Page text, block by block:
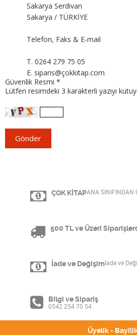
Sakarya Serdivan
Sakarya / TÜRKİYE
Telefon, Faks & E-mail
T. 0264 279 75 05
E. siparis@çokkitap.com
Güvenlik Resmi *
Lütfen resimdeki 3 karakterli yazıyı
ÇOK KİTAPANA SINIFINDAN
500 TL ve Üzeri
İade ve Değişim İade ve
Bilgi ve Sipariş
0542 254 70 54
Üyelik -